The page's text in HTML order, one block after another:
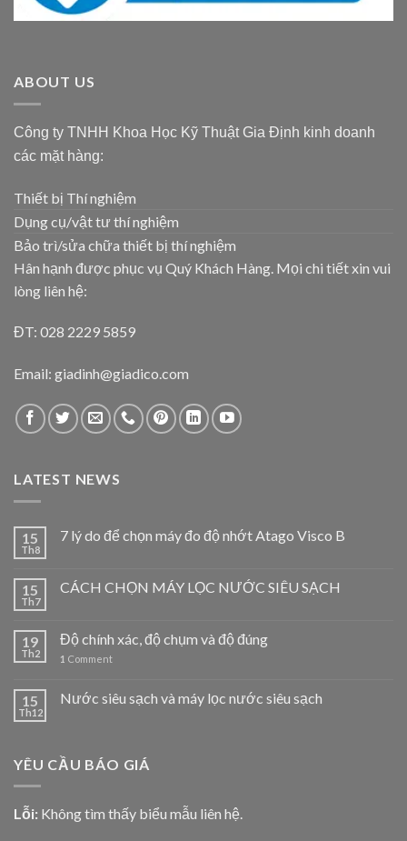
ABOUT US
Công ty TNHH Khoa Học Kỹ Thuật Gia Định kinh doanh
các mặt hàng:
Thiết bị Thí nghiệm
Dụng cụ/vật tư thí nghiệm
Bảo trì/sửa chữa thiết bị thí nghiệm
Hân hạnh được phục vụ Quý Khách Hàng. Mọi chi tiết xin vui
lòng liên hệ:
ĐT: 028 2229 5859
Email: giadinh@giadico.com
LATEST NEWS
15
Th8
7 lý do để chọn máy đo độ nhớt Atago Visco B
15
Th7
CÁCH CHỌN MÁY LỌC NƯỚC SIÊU SẠCH
19
Th2
Độ chính xác, độ chụm và độ đúng
1 Comment
15
Th12
Nước siêu sạch và máy lọc nước siêu sạch
YÊU CẦU BÁO GIÁ
Lỗi: Không tìm thấy biểu mẫu liên hệ.